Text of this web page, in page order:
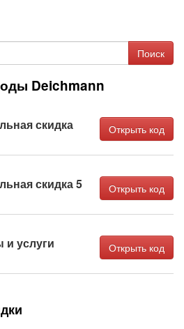
Поиск
Deichmann
скидка
Открыть код
скидка 5
Открыть код
и услуги
Открыть код